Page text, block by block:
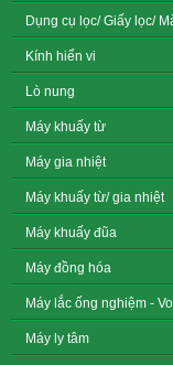
Dụng cụ lọc/ Giấy lọc/
Kính hiển vi
Lò nung
Máy khuấy từ
Máy gia nhiệt
Máy khuấy từ/ gia nhiệt
Máy khuấy đũa
Máy đồng hóa
Máy lắc ống nghiệm -
Máy ly tâm